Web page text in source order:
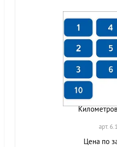
арт.
Цена по